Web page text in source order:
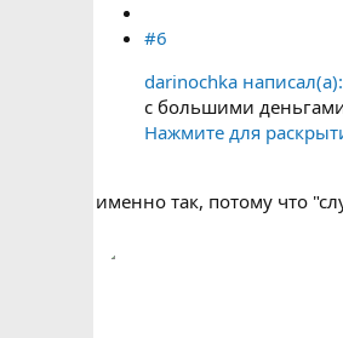
#6
darinochka написал(а):
с большими
Нажмите для
именно так, потому что